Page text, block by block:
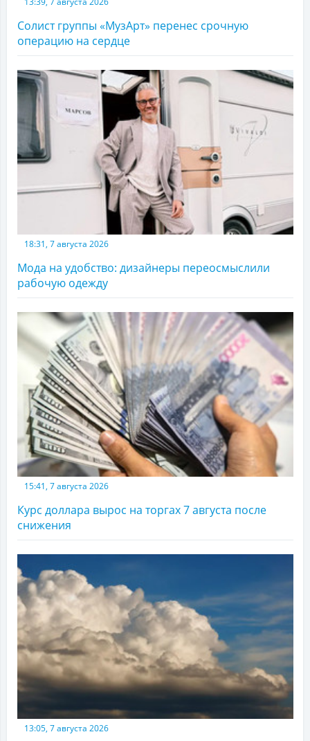
Солист группы «МузАрт» перенес срочную
операцию на сердце
18:31, 7 августа 2026
Мода на удобство: дизайнеры переосмыслили
рабочую одежду
15:41, 7 августа 2026
Курс доллара вырос на торгах 7 августа после
снижения
13:05, 7 августа 2026